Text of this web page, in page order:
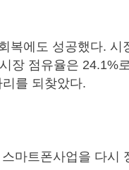
복에도 성공했다. 시
장 점유율은 24.1%
를 되찾았다.
마트폰사업을 다시